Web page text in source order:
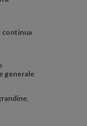
continua
generale